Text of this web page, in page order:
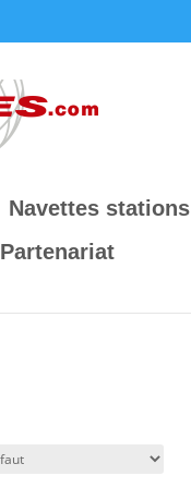
Navettes stations
Partenariat